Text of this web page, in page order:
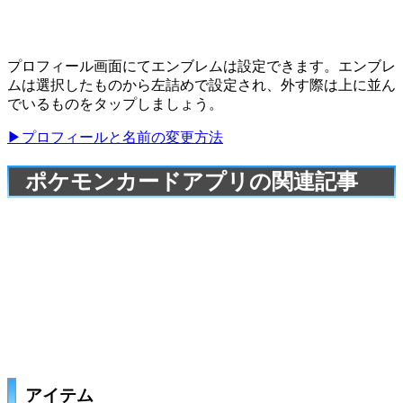
プロフィール画面にてエンブレムは設定できます。エンブレ
ムは選択したものから左詰めで設定され、外す際は上に並ん
でいるものをタップしましょう。
▶プロフィールと名前の変更方法
ポケモンカードアプリの関連記事
アイテム